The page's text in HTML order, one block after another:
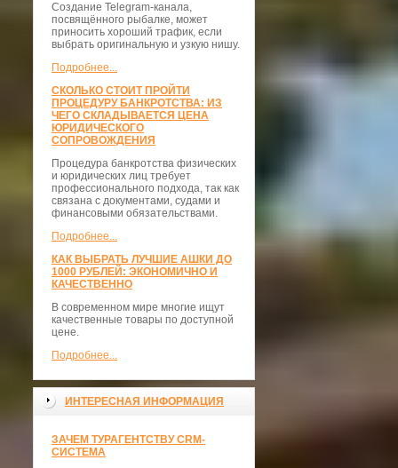
Создание Telegram-канала,
посвящённого рыбалке, может
приносить хороший трафик, если
выбрать оригинальную и узкую нишу.
Подробнее...
СКОЛЬКО СТОИТ ПРОЙТИ
ПРОЦЕДУРУ БАНКРОТСТВА: ИЗ
ЧЕГО СКЛАДЫВАЕТСЯ ЦЕНА
ЮРИДИЧЕСКОГО
СОПРОВОЖДЕНИЯ
Процедура банкротства физических
и юридических лиц требует
профессионального подхода, так как
связана с документами, судами и
финансовыми обязательствами.
Подробнее...
КАК ВЫБРАТЬ ЛУЧШИЕ АШКИ ДО
1000 РУБЛЕЙ: ЭКОНОМИЧНО И
КАЧЕСТВЕННО
В современном мире многие ищут
качественные товары по доступной
цене.
Подробнее...
ИНТЕРЕСНАЯ ИНФОРМАЦИЯ
ЗАЧЕМ ТУРАГЕНТСТВУ CRM-
СИСТЕМА